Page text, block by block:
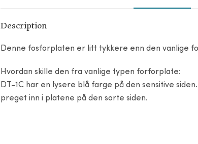
Description
Denne fosforplaten er litt tykkere enn den vanlige
Hvordan skille den fra vanlige typen forforplate:
DT-1C har en lysere blå farge på den sensitive
preget inn i platene på den sorte siden.